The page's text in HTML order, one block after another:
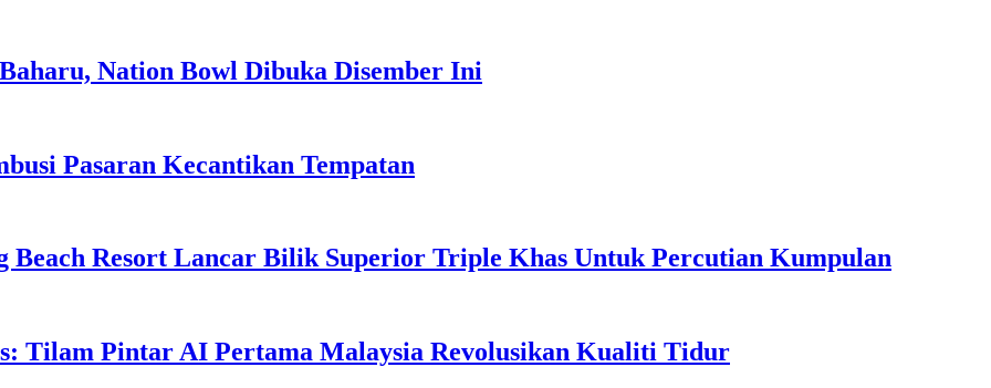
Nation Bowl Dibuka Disember Ini
Pasaran Kecantikan Tempatan
Beach Resort Lancar Bilik Superior Triple Khas Untuk Percutian Kumpulan
Tilam Pintar AI Pertama Malaysia Revolusikan Kualiti Tidur